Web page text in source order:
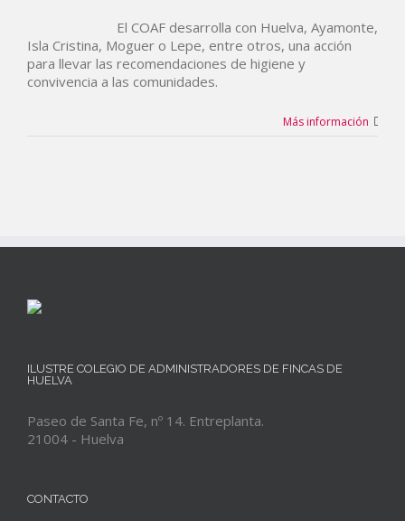
El COAF desarrolla con Huelva, Ayamonte,
Isla Cristina, Moguer o Lepe, entre otros, una acción
para llevar las recomendaciones de higiene y
convivencia a las comunidades.
Más información
ILUSTRE COLEGIO DE ADMINISTRADORES DE FINCAS DE
HUELVA
Paseo de Santa Fe, nº 14. Entreplanta.
21004 - Huelva
CONTACTO